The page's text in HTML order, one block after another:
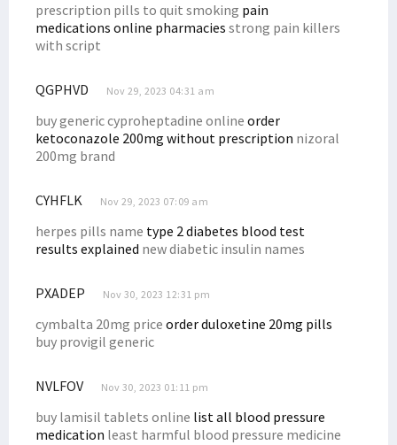
prescription pills to quit smoking pain
medications online pharmacies strong pain killers
with script
QGPHVD Nov 29, 2023 04:31 am
buy generic cyproheptadine online order
ketoconazole 200mg without prescription nizoral
200mg brand
CYHFLK Nov 29, 2023 07:09 am
herpes pills name type 2 diabetes blood test
results explained new diabetic insulin names
PXADEP Nov 30, 2023 12:31 pm
cymbalta 20mg price order duloxetine 20mg pills
buy provigil generic
NVLFOV Nov 30, 2023 01:11 pm
buy lamisil tablets online list all blood pressure
medication least harmful blood pressure medicine